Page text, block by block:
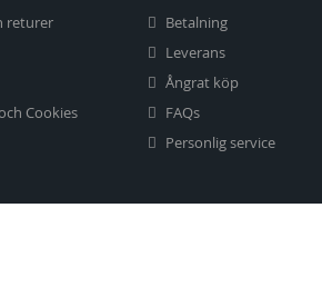
returer
Cookies
Betalning
Leverans
Ångrat köp
FAQs
Personlig service